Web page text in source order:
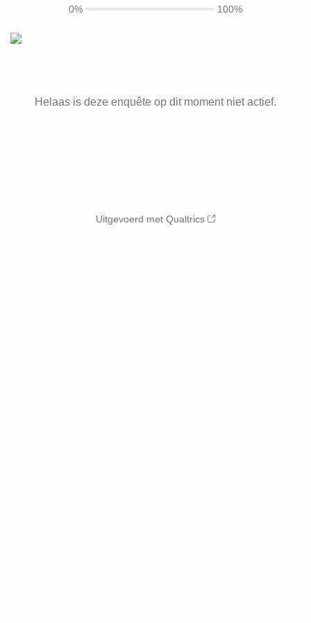
Helaas is deze enquête op dit moment niet actief.
0% 100%
Uitgevoerd met Qualtrics